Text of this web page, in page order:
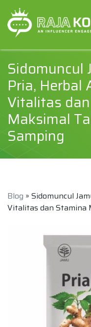
Sidomuncul
Pria, Herbal
Vitalitas
Maksimal
Samping
Blog » Sidomuncul
Vitalitas dan Stamina